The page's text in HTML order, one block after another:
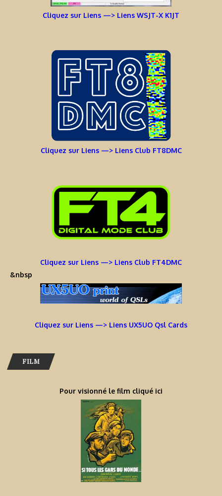
Cliquez sur Liens —> Liens WSJT-X K1JT
Cliquez sur Liens —> Liens Club FT8DMC
Cliquez sur Liens —> Liens Club FT4DMC
&nbsp
Cliquez sur Liens —> Liens UX5UO Qsl Cards
FILM
Pour visionné le film cliqué ici